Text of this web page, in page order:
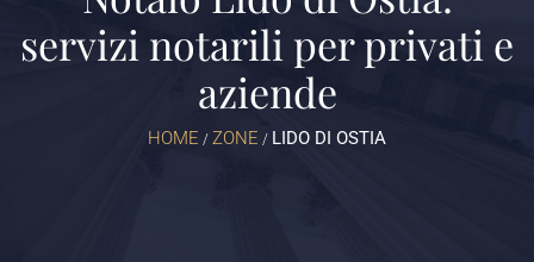
servizi notarili per privati e
aziende
HOME / ZONE / LIDO DI OSTIA